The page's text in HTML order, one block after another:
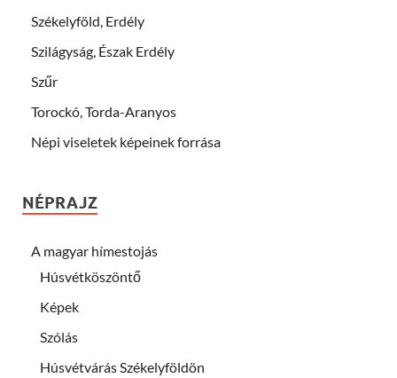
Székelyföld, Erdély
Szilágyság, Észak Erdély
Szűr
Torockó, Torda-Aranyos
Népi viseletek képeinek forrása
NÉPRAJZ
A magyar hímestojás
Húsvétköszöntő
Képek
Szólás
Húsvétvárás Székelyföldön